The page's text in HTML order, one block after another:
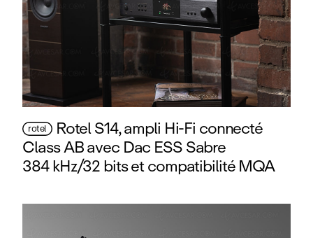
rotel Rotel S14, ampli Hi‑Fi connecté
Class AB avec Dac ESS Sabre
384 kHz/32 bits et compatibilité MQA